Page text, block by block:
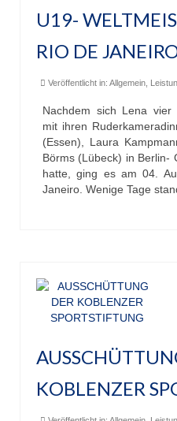
Leistungssport
Masters Rudern
Drachenboot
Fitness/Gymnastik/
Herzsport
Volleyball
Unser Bootshaus
U19-
RIO DE
Veröffentlicht in: Allgemein
Nachdem sich Lena vier
mit ihren
(Essen), Laura
Börms (Lübeck) in Berlin-
hatte, ging es am 04.
Janeiro. Wenige Tage
KOBLENZER